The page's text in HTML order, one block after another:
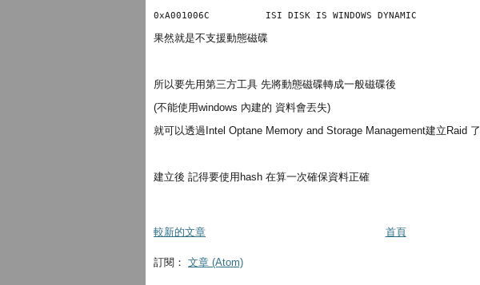
0xA001006C          ISI DISK IS WINDOWS DYNAMIC
果然就是不支援動態磁碟
所以要先用第三方工具 先將動態磁碟轉成一般磁碟後
(不能使用windows 內建的 資料會丟失)
就可以透過Intel Optane Memory and Storage Management建立Raid 了
建立後 記得要使用hash 在算一次確保資料正確
較新的文章 首頁
訂閱： 文章 (Atom)